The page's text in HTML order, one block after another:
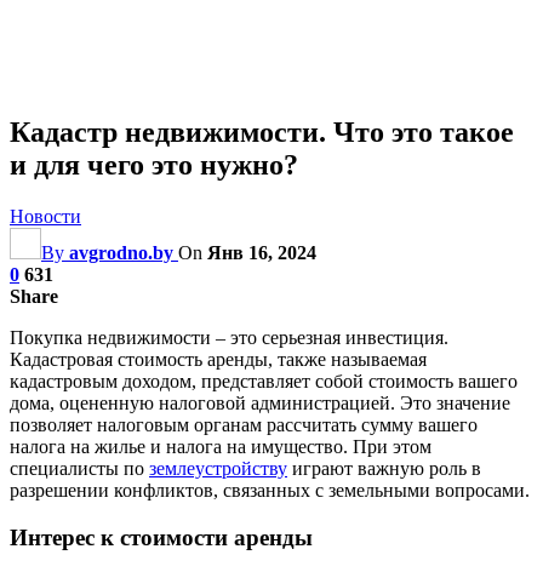
Кадастр недвижимости. Что это такое
и для чего это нужно?
Новости
By avgrodno.by On Янв 16, 2024
0 631
Share
Покупка недвижимости – это серьезная инвестиция.
Кадастровая стоимость аренды, также называемая
кадастровым доходом, представляет собой стоимость вашего
дома, оцененную налоговой администрацией. Это значение
позволяет налоговым органам рассчитать сумму вашего
налога на жилье и налога на имущество. При этом
специалисты по землеустройству играют важную роль в
разрешении конфликтов, связанных с земельными вопросами.
Интерес к стоимости аренды